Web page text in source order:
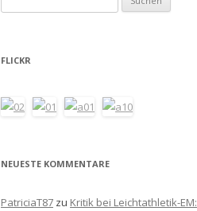
nach:
FLICKR
NEUESTE KOMMENTARE
PatriciaT87 zu Kritik bei Leichtathletik-EM: